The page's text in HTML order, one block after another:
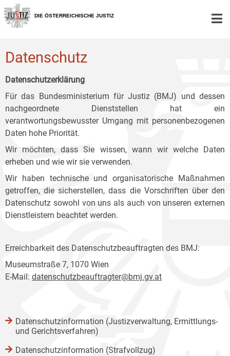
Zur
Hauptnavigation
[1]
Zum
Inhalt
[2]
Zum
Untermenü
[3]
DIE ÖSTERREICHISCHE JUSTIZ
Datenschutz
Datenschutzerklärung
Für das Bundesministerium für Justiz (BMJ) und dessen
nachgeordnete Dienststellen hat ein
verantwortungsbewusster Umgang mit personenbezogenen
Daten hohe Priorität.
Wir möchten, dass Sie wissen, wann wir welche Daten
erheben und wie wir sie verwenden.
Wir haben technische und organisatorische Maßnahmen
getroffen, die sicherstellen, dass die Vorschriften über den
Datenschutz sowohl von uns als auch von unseren externen
Dienstleistern beachtet werden.
Erreichbarkeit des Datenschutzbeauftragten des BMJ:
Museumstraße 7, 1070 Wien
E-Mail: datenschutzbeauftragter@bmj.gv.at
Datenschutzinformation (Justizverwaltung, Ermittlungs-
und Gerichtsverfahren)
Datenschutzinformation (Strafvollzug)